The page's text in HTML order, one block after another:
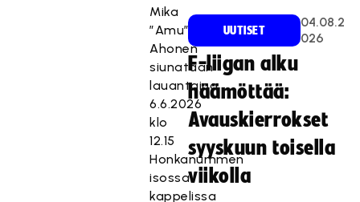
Mika
”Amu”
Ahonen
siunataan
lauantaina
6.6.2026
klo
12.15
Honkanummen
isossa
kappelissa
UUTISET
04.08.2
026
F-liigan alku
häämöttää:
Avauskierrokset
syyskuun toisella
viikolla